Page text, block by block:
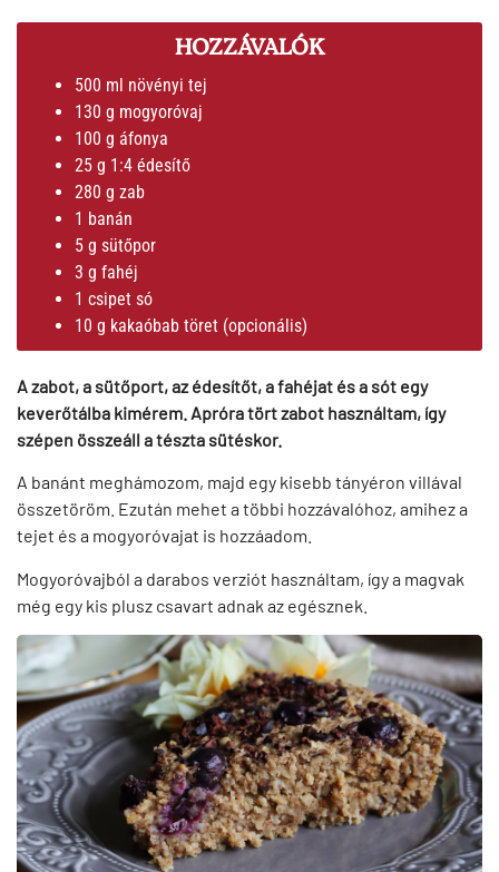
HOZZÁVALÓK
500 ml növényi tej
130 g mogyoróvaj
100 g áfonya
25 g 1:4 édesítő
280 g zab
1 banán
5 g sütőpor
3 g fahéj
1 csipet só
10 g kakaóbab töret (opcionális)
A zabot, a sütőport, az édesítőt, a fahéjat és a sót egy
keverőtálba kimérem. Apróra tört zabot használtam, így
szépen összeáll a tészta sütéskor.
A banánt meghámozom, majd egy kisebb tányéron villával
összetöröm. Ezután mehet a többi hozzávalóhoz, amihez a
tejet és a mogyoróvajat is hozzáadom.
Mogyoróvajból a darabos verziót használtam, így a magvak
még egy kis plusz csavart adnak az egésznek.